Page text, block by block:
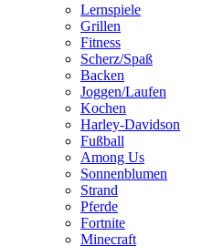
Lernspiele
Grillen
Fitness
Scherz/Spaß
Backen
Joggen/Laufen
Kochen
Harley-Davidson
Fußball
Among Us
Sonnenblumen
Strand
Pferde
Fortnite
Minecraft